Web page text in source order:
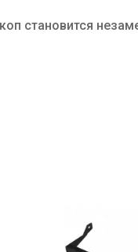
становится